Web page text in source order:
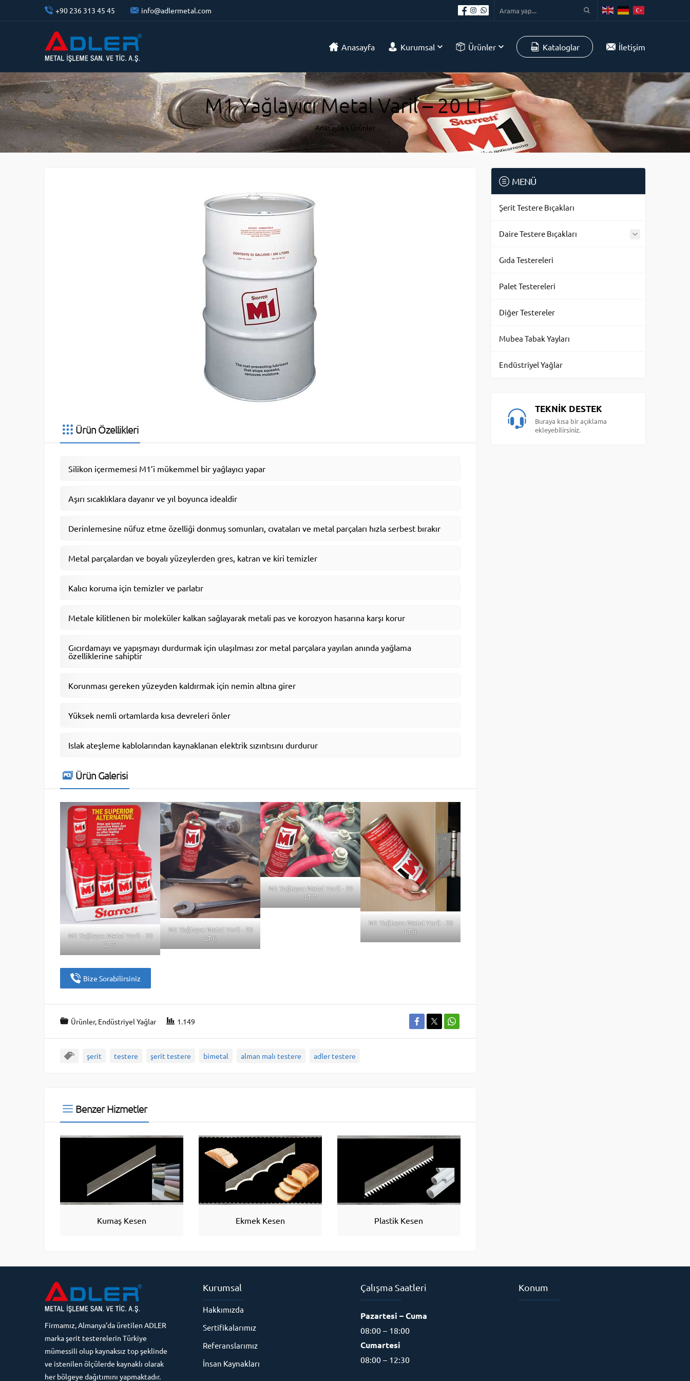
+90 236 313 45 45 info@adlermetal.com
Anasayfa Kurumsal Ürünler Kataloglar İletişim
M1 Yağlayıcı Metal Varil – 20 LT
Anasayfa » Ürünler
Ürün Özellikleri
Silikon içermemesi M1’i mükemmel bir yağlayıcı yapar
Aşırı sıcaklıklara dayanır ve yıl boyunca idealdir
Derinlemesine nüfuz etme özelliği donmuş somunları, cıvataları ve metal parçaları hızla serbest bırakır
Metal parçalardan ve boyalı yüzeylerden gres, katran ve kiri temizler
Kalıcı koruma için temizler ve parlatır
Metale kilitlenen bir moleküler kalkan sağlayarak metali pas ve korozyon hasarına karşı korur
Gıcırdamayı ve yapışmayı durdurmak için ulaşılması zor metal parçalara yayılan anında yağlama
özelliklerine sahiptir
Korunması gereken yüzeyden kaldırmak için nemin altına girer
Yüksek nemli ortamlarda kısa devreleri önler
Islak ateşleme kablolarından kaynaklanan elektrik sızıntısını durdurur
Ürün Galerisi
M1 Yağlayıcı Metal Varil - 20
LT 5
M1 Yağlayıcı Metal Varil - 20
LT 6
M1 Yağlayıcı Metal Varil - 20
LT 7
M1 Yağlayıcı Metal Varil - 20
LT 8
Bize Sorabilirsiniz
Ürünler, Endüstriyel Yağlar 1.149
şerit testere şerit testere bimetal alman malı testere adler testere
Benzer Hizmetler
Kumaş Kesen Ekmek Kesen Plastik Kesen
MENÜ
Şerit Testere Bıçakları
Daire Testere Bıçakları
Gıda Testereleri
Palet Testereleri
Diğer Testereler
Mubea Tabak Yayları
Endüstriyel Yağlar
TEKNİK DESTEK
Buraya kısa bir açıklama
ekleyebilirsiniz.
Firmamız, Almanya’da üretilen ADLER
marka şerit testerelerin Türkiye
mümessili olup kaynaksız top şeklinde
ve istenilen ölçülerde kaynaklı olarak
her bölgeye dağıtımını yapmaktadır.
Kurumsal
Hakkımızda
Sertifikalarımız
Referanslarımız
İnsan Kaynakları
Çalışma Saatleri
Pazartesi – Cuma
08:00 – 18:00
Cumartesi
08:00 – 12:30
Konum